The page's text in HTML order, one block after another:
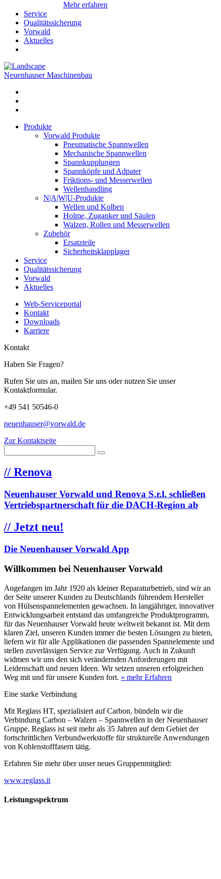
Mehr erfahren
Service
Qualitätssicherung
Vorwald
Aktuelles
Neuenhauser Maschinenbau
Produkte
Vorwald Produkte
Pneumatische Spannwellen
Mechanische Spannwellen
Spannkupplungen
Spannköpfe und Adpater
Friktions- und Messerwellen
Wellenhandling
N|A|W|U-Produkte
Wellen und Kolben
Holme, Zuganker und Säulen
Walzen, Rollen und Messerwellen
Zubehör
Ersatzteile
Sicherheitsklapplager
Service
Qualitätssicherung
Vorwald
Aktuelles
Web-Serviceportal
Kontakt
Downloads
Karriere
Kontakt
Haben Sie Fragen?
Rufen Sie uns an, mailen Sie uns oder nutzen Sie unser
Kontaktformular.
+49 541 50546-0
neuenhauser@vorwald.de
Zur Kontaktseite
// Renova
Neuenhauser Vorwald und Renova S.r.l. schließen
Vertriebspartnerschaft für die DACH-Region ab
// Jetzt neu!
Die Neuenhauser Vorwald App
Willkommen bei Neuenhauser Vorwald
Angefangen im Jahr 1920 als kleiner Reparaturbetrieb, sind wir an
der Seite unserer Kunden zu Deutschlands führendem Hersteller
von Hülsenspannelementen gewachsen. In langjähriger, innovativer
Entwicklungsarbeit entstand das umfangreiche Produktprogramm,
für das Neuenhauser Vorwald heute weltweit bekannt ist. Mit dem
klaren Ziel, unseren Kunden immer die besten Lösungen zu bieten,
liefern wir für alle Applikationen die passenden Spannelemente und
stellen zuverlässigen Service zur Verfügung. Auch in Zukunft
widmen wir uns den sich verändernden Anforderungen mit
Leidenschaft und neuen Ideen. Wir setzen unseren erfolgreichen
Weg mit und für unsere Kunden fort. » mehr Erfahren
Eine starke Verbindung
Mit Reglass HT, spezialisiert auf Carbon, bündeln wir die
Verbindung Carbon – Walzen – Spannwellen in der Neuenhauser
Gruppe. Reglass ist seit mehr als 35 Jahren auf dem Gebiet der
fortschrittlichen Verbundwerkstoffe für strukturelle Anwendungen
von Kohlenstofffasern tätig.
Erfahren Sie mehr über unser neues Gruppenmitglied:
www.reglass.it
Leistungsspektrum